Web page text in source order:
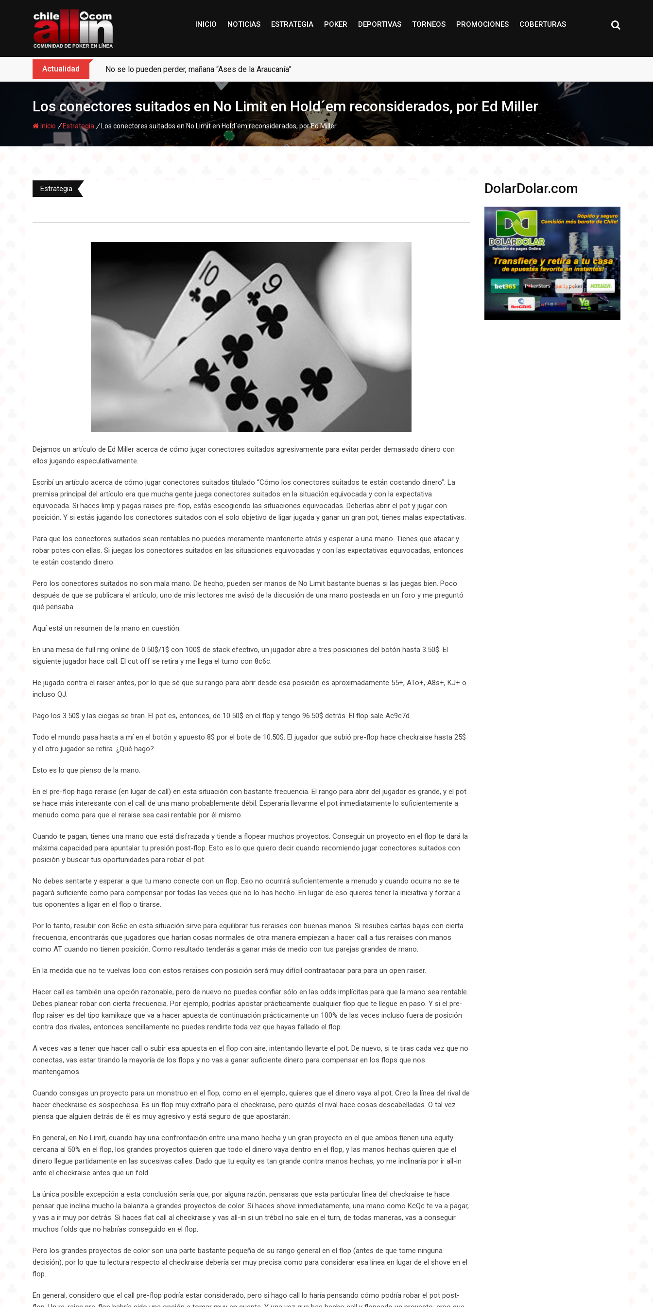
INICIO NOTICIAS ESTRATEGIA POKER DEPORTIVAS TORNEOS PROMOCIONES COBERTURAS
Actualidad No se lo pueden perder, mañana “Ases de la Araucanía”
Los conectores suitados en No Limit en Hold´em reconsiderados, por Ed Miller
Inicio /Estrategia /Los conectores suitados en No Limit en Hold´em reconsiderados, por Ed Miller
Estrategia
Dejamos un artículo de Ed Miller acerca de cómo jugar conectores suitados agresivamente para evitar perder demasiado dinero con
ellos jugando especulativamente.
Escribí un artículo acerca de cómo jugar conectores suitados titulado “Cómo los conectores suitados te están costando dinero”. La
premisa principal del artículo era que mucha gente juega conectores suitados en la situación equivocada y con la expectativa
equivocada. Si haces limp y pagas raises pre-flop, estás escogiendo las situaciones equivocadas. Deberías abrir el pot y jugar con
posición. Y si estás jugando los conectores suitados con el solo objetivo de ligar jugada y ganar un gran pot, tienes malas expectativas.
Para que los conectores suitados sean rentables no puedes meramente mantenerte atrás y esperar a una mano. Tienes que atacar y
robar potes con ellas. Si juegas los conectores suitados en las situaciones equivocadas y con las expectativas equivocadas, entonces
te están costando dinero.
Pero los conectores suitados no son mala mano. De hecho, pueden ser manos de No Limit bastante buenas si las juegas bien. Poco
después de que se publicara el artículo, uno de mis lectores me avisó de la discusión de una mano posteada en un foro y me preguntó
qué pensaba.
Aquí está un resumen de la mano en cuestión:
En una mesa de full ring online de 0.50$/1$ con 100$ de stack efectivo, un jugador abre a tres posiciones del botón hasta 3.50$. El
siguiente jugador hace call. El cut off se retira y me llega el turno con 8c6c.
He jugado contra el raiser antes, por lo que sé que su rango para abrir desde esa posición es aproximadamente 55+, ATo+, A8s+, KJ+ o
incluso QJ.
Pago los 3.50$ y las ciegas se tiran. El pot es, entonces, de 10.50$ en el flop y tengo 96.50$ detrás. El flop sale Ac9c7d.
Todo el mundo pasa hasta a mí en el botón y apuesto 8$ por el bote de 10.50$. El jugador que subió pre-flop hace checkraise hasta 25$
y el otro jugador se retira. ¿Qué hago?
Esto es lo que pienso de la mano.
En el pre-flop hago reraise (en lugar de call) en esta situación con bastante frecuencia. El rango para abrir del jugador es grande, y el pot
se hace más interesante con el call de una mano probablemente débil. Esperaría llevarme el pot inmediatamente lo suficientemente a
menudo como para que el reraise sea casi rentable por él mismo.
Cuando te pagan, tienes una mano que está disfrazada y tiende a flopear muchos proyectos. Conseguir un proyecto en el flop te dará la
máxima capacidad para apuntalar tu presión post-flop. Esto es lo que quiero decir cuando recomiendo jugar conectores suitados con
posición y buscar tus oportunidades para robar el pot.
No debes sentarte y esperar a que tu mano conecte con un flop. Eso no ocurrirá suficientemente a menudo y cuando ocurra no se te
pagará suficiente como para compensar por todas las veces que no lo has hecho. En lugar de eso quieres tener la iniciativa y forzar a
tus oponentes a ligar en el flop o tirarse.
Por lo tanto, resubir con 8c6c en esta situación sirve para equilibrar tus reraises con buenas manos. Si resubes cartas bajas con cierta
frecuencia, encontrarás que jugadores que harían cosas normales de otra manera empiezan a hacer call a tus reraises con manos
como AT cuando no tienen posición. Como resultado tenderás a ganar más de medio con tus parejas grandes de mano.
En la medida que no te vuelvas loco con estos reraises con posición será muy difícil contraatacar para para un open raiser.
Hacer call es también una opción razonable, pero de nuevo no puedes confiar sólo en las odds implícitas para que la mano sea rentable.
Debes planear robar con cierta frecuencia. Por ejemplo, podrías apostar prácticamente cualquier flop que te llegue en paso. Y si el pre-
flop raiser es del tipo kamikaze que va a hacer apuesta de continuación prácticamente un 100% de las veces incluso fuera de posición
contra dos rivales, entonces sencillamente no puedes rendirte toda vez que hayas fallado el flop.
A veces vas a tener que hacer call o subir esa apuesta en el flop con aire, intentando llevarte el pot. De nuevo, si te tiras cada vez que no
conectas, vas estar tirando la mayoría de los flops y no vas a ganar suficiente dinero para compensar en los flops que nos
mantengamos.
Cuando consigas un proyecto para un monstruo en el flop, como en el ejemplo, quieres que el dinero vaya al pot. Creo la línea del rival de
hacer checkraise es sospechosa. Es un flop muy extraño para el checkraise, pero quizás el rival hace cosas descabelladas. O tal vez
piensa que alguien detrás de él es muy agresivo y está seguro de que apostarán.
En general, en No Limit, cuando hay una confrontación entre una mano hecha y un gran proyecto en el que ambos tienen una equity
cercana al 50% en el flop, los grandes proyectos quieren que todo el dinero vaya dentro en el flop, y las manos hechas quieren que el
dinero llegue partidamente en las sucesivas calles. Dado que tu equity es tan grande contra manos hechas, yo me inclinaría por ir all-in
ante el checkraise antes que un fold.
La única posible excepción a esta conclusión sería que, por alguna razón, pensaras que esta particular línea del checkraise te hace
pensar que inclina mucho la balanza a grandes proyectos de color. Si haces shove inmediatamente, una mano como KcQc te va a pagar,
y vas a ir muy por detrás. Si haces flat call al checkraise y vas all-in si un trébol no sale en el turn, de todas maneras, vas a conseguir
muchos folds que no habrías conseguido en el flop.
Pero los grandes proyectos de color son una parte bastante pequeña de su rango general en el flop (antes de que tome ninguna
decisión), por lo que tu lectura respecto al checkraise debería ser muy precisa como para considerar esa línea en lugar de el shove en el
flop.
En general, considero que el call pre-flop podría estar considerado, pero si hago call lo haría pensando cómo podría robar el pot post-
DolarDolar.com